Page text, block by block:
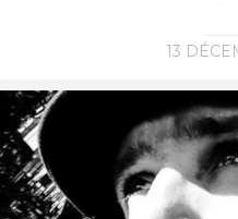
13